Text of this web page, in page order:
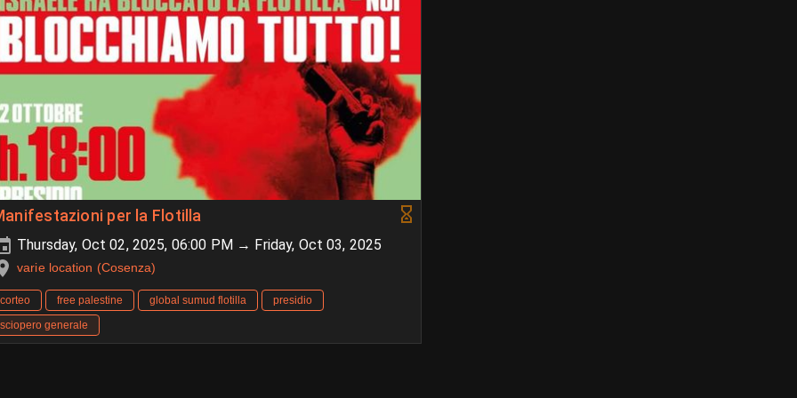
per la Flotilla
Thursday, Oct 02, 2025, 06:00 PM → Friday, Oct 03, 2025
varie location (Cosenza)
corteo free palestine global sumud flotilla
presidio
sciopero generale